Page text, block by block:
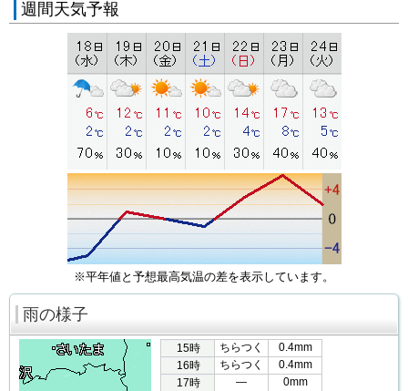
週間天気予報
※平年値と予想最高気温の差を表示しています。
雨の様子
15時 ちらつく
0.4mm
16時
ちらつく
0.4mm
17時
―
0mm